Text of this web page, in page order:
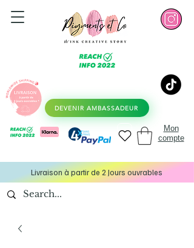
DEVENIR AMBASSADEUR
Mon
compte
Livraison à partir de 2 Jours ouvrables